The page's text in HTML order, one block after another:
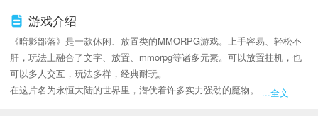
游戏介绍
《暗影部落》是一款休闲、放置类的MMORPG游戏。上手容易、轻松不
肝，玩法上融合了文字、放置、mmorpg等诸多元素。可以放置挂机，也
可以多人交互，玩法多样，经典耐玩。
在这片名为永恒大陆的世界里，潜伏着许多实力强劲的魔物。它们有的游
...全文